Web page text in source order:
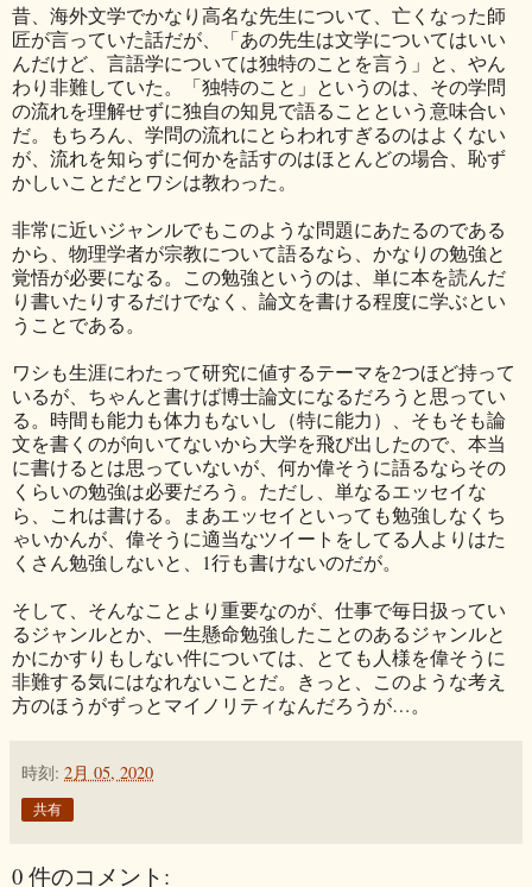
昔、海外文学でかなり高名な先生について、亡くなった師
匠が言っていた話だが、「あの先生は文学についてはいい
んだけど、言語学については独特のことを言う」と、やん
わり非難していた。「独特のこと」というのは、その学問
の流れを理解せずに独自の知見で語ることという意味合い
だ。もちろん、学問の流れにとらわれすぎるのはよくない
が、流れを知らずに何かを話すのはほとんどの場合、恥ず
かしいことだとワシは教わった。
非常に近いジャンルでもこのような問題にあたるのである
から、物理学者が宗教について語るなら、かなりの勉強と
覚悟が必要になる。この勉強というのは、単に本を読んだ
り書いたりするだけでなく、論文を書ける程度に学ぶとい
うことである。
ワシも生涯にわたって研究に値するテーマを2つほど持って
いるが、ちゃんと書けば博士論文になるだろうと思ってい
る。時間も能力も体力もないし（特に能力）、そもそも論
文を書くのが向いてないから大学を飛び出したので、本当
に書けるとは思っていないが、何か偉そうに語るならその
くらいの勉強は必要だろう。ただし、単なるエッセイな
ら、これは書ける。まあエッセイといっても勉強しなくち
ゃいかんが、偉そうに適当なツイートをしてる人よりはた
くさん勉強しないと、1行も書けないのだが。
そして、そんなことより重要なのが、仕事で毎日扱ってい
るジャンルとか、一生懸命勉強したことのあるジャンルと
かにかすりもしない件については、とても人様を偉そうに
非難する気にはなれないことだ。きっと、このような考え
方のほうがずっとマイノリティなんだろうが…。
時刻: 2月 05, 2020
共有
0 件のコメント: